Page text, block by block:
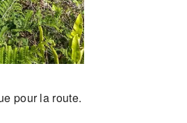
pour la route.